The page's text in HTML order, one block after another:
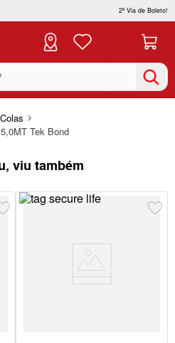
2ª Via de Boleto!
Tek Bond
viu também